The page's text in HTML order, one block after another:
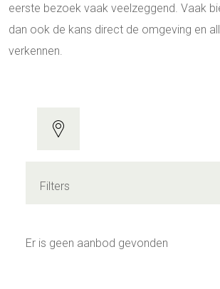
eerste bezoek vaak veelzeggend. Vaak
dan ook de kans direct de omgeving en
verkennen.
Filters
Er is geen aanbod gevonden